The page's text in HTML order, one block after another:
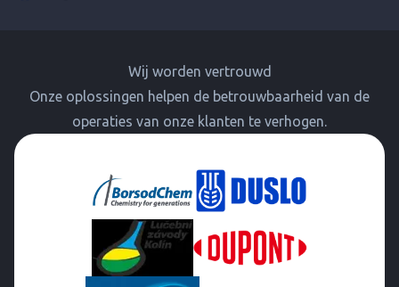
Wij worden vertrouwd
Onze oplossingen helpen de betrouwbaarheid van de
operaties van onze klanten te verhogen.